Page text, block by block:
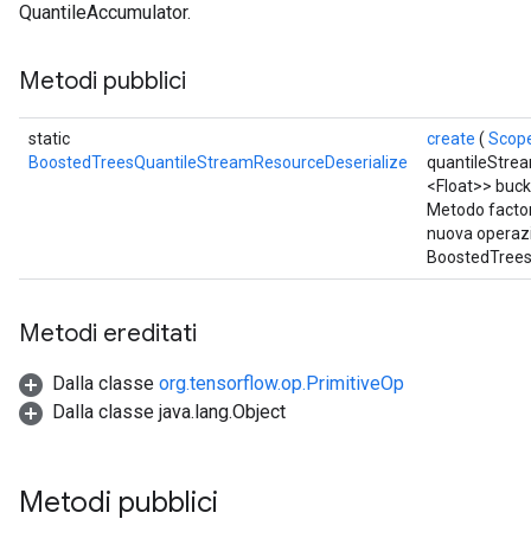
QuantileAccumulator.
Metodi pubblici
static
BoostedTreesQuantileStreamResourceDeserialize
create (
<Float>>
Metodo
nuova
Metodi ereditati
Dalla classe org.tensorflow.op.PrimitiveOp
Dalla classe java.lang.Object
Metodi pubblici